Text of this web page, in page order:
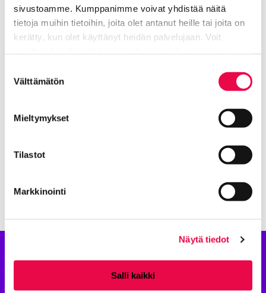
sivustoamme. Kumppanimme voivat yhdistää näitä
tietoja muihin tietoihin, joita olet antanut heille tai joita on
kerätty, kun olet käyttänyt heidän palvelujaan. Voit
valinta
Välttämätön
Mieltymykset
Tilastot
Markkinointi
Näytä tiedot
Salli kaikki
Lisää aiheesta: Kokeiluja ja
kokemuksia
Robotiikkaa
taaperosta tohtoriksi